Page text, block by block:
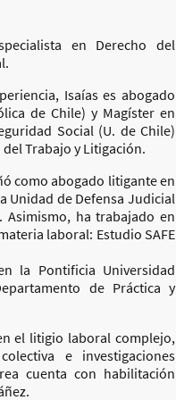
en Derecho del
Isaías es abogado
de Chile) y Magíster en
Social (U. de Chile)
Trabajo y Litigación.
como abogado litigante en
Unidad de Defensa Judicial
Asimismo, ha trabajado en
laboral: Estudio SAFE
la Pontificia Universidad
de Práctica y
el litigio laboral complejo,
e investigaciones
cuenta con habilitación